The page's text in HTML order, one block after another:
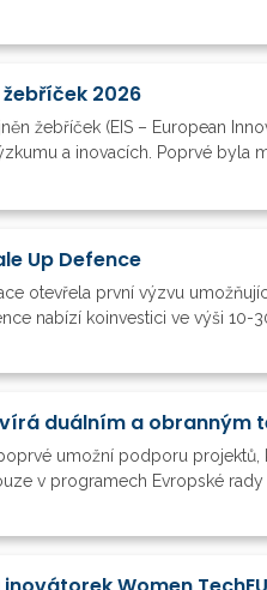
2026
žebříček (EIS – European
a inovacích. Poprvé byla
Up Defence
otevřela první výzvu
nabízí koinvestici ve výši
duálním a obranným
umožní podporu
v programech Evropské